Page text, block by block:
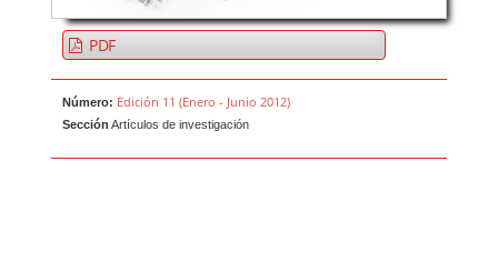
PDF
Número: Edición 11 (Enero - Junio 2012)
Sección Artículos de investigación